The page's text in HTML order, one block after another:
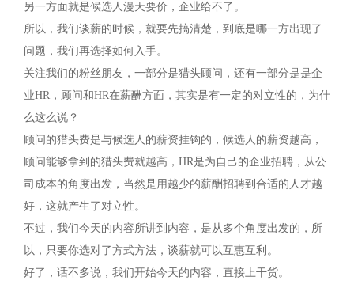
另一方面就是候选人漫天要价，企业给不了。
所以，我们谈薪的时候，就要先搞清楚，到底是哪一方出现了
问题，我们再选择如何入手。
关注我们的粉丝朋友，一部分是猎头顾问，还有一部分是是企
业HR，顾问和HR在薪酬方面，其实是有一定的对立性的，为什
么这么说？
顾问的猎头费是与候选人的薪资挂钩的，候选人的薪资越高，
顾问能够拿到的猎头费就越高，HR是为自己的企业招聘，从公
司成本的角度出发，当然是用越少的薪酬招聘到合适的人才越
好，这就产生了对立性。
不过，我们今天的内容所讲到内容，是从多个角度出发的，所
以，只要你选对了方式方法，谈薪就可以互惠互利。
好了，话不多说，我们开始今天的内容，直接上干货。